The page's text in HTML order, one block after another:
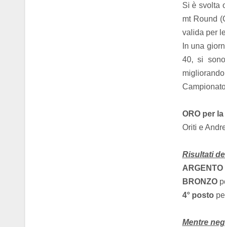
Si è svolta
mt Round
valida per
In una
40, si
ORO per
Oriti e
Risultati
ARGENTO
BRONZO
4° posto
Mentre